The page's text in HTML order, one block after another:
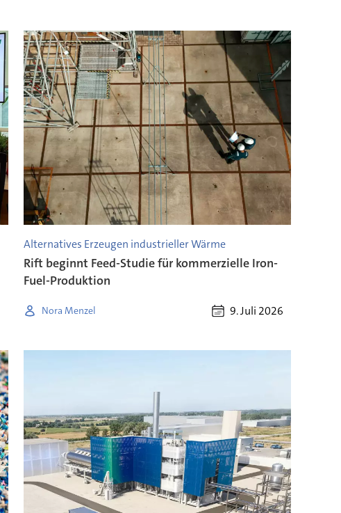
Alternatives Erzeugen industrieller Wärme
Rift beginnt Feed-Studie für kommerzielle Iron-
Fuel-Produktion
Nora Menzel 9. Juli 2026